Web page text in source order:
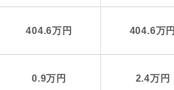
404.6万円 404.6万
0.9万円 2.4万円